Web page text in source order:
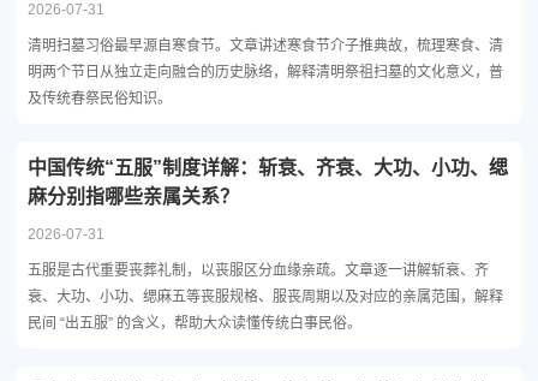
2026-07-31
清明扫墓习俗最早源自寒食节。文章讲述寒食节介子推典故，梳理寒食、清
明两个节日从独立走向融合的历史脉络，解释清明祭祖扫墓的文化意义，普
及传统春祭民俗知识。
中国传统“五服”制度详解：斩衰、齐衰、大功、小功、缌
麻分别指哪些亲属关系？
2026-07-31
五服是古代重要丧葬礼制，以丧服区分血缘亲疏。文章逐一讲解斩衰、齐
衰、大功、小功、缌麻五等丧服规格、服丧周期以及对应的亲属范围，解释
民间 “出五服” 的含义，帮助大众读懂传统白事民俗。